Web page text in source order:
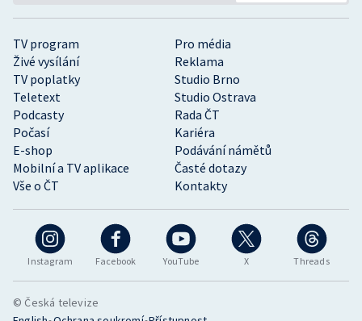
Instagram Facebook YouTube X Threads
TV program
Pro média
Živé vysílání
Reklama
TV poplatky
Studio Brno
Teletext
Studio Ostrava
Podcasty
Rada ČT
Počasí
Kariéra
E-shop
Podávání námětů
Mobilní a TV aplikace
Časté dotazy
Vše o ČT
Kontakty
© Česká televize